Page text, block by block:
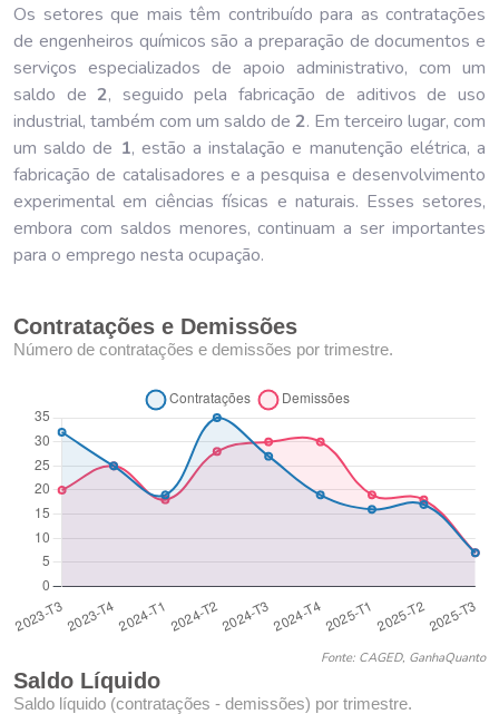
Os setores que mais têm contribuído para as contratações
de engenheiros químicos são a preparação de documentos e
serviços especializados de apoio administrativo, com um
saldo de2, seguido pela fabricação de aditivos de uso
industrial, também com um saldo de 2. Em terceiro lugar, com
um saldo de 1, estão a instalação e manutenção elétrica, a
fabricação de catalisadores e a pesquisa e desenvolvimento
experimental em ciências físicas e naturais. Esses setores,
embora com saldos menores, continuam a ser importantes
para o emprego nesta ocupação.
Contratações e Demissões
Número de contratações e demissões por trimestre.
Fonte: CAGED, GanhaQuanto
Saldo Líquido
Saldo líquido (contratações - demissões) por trimestre.